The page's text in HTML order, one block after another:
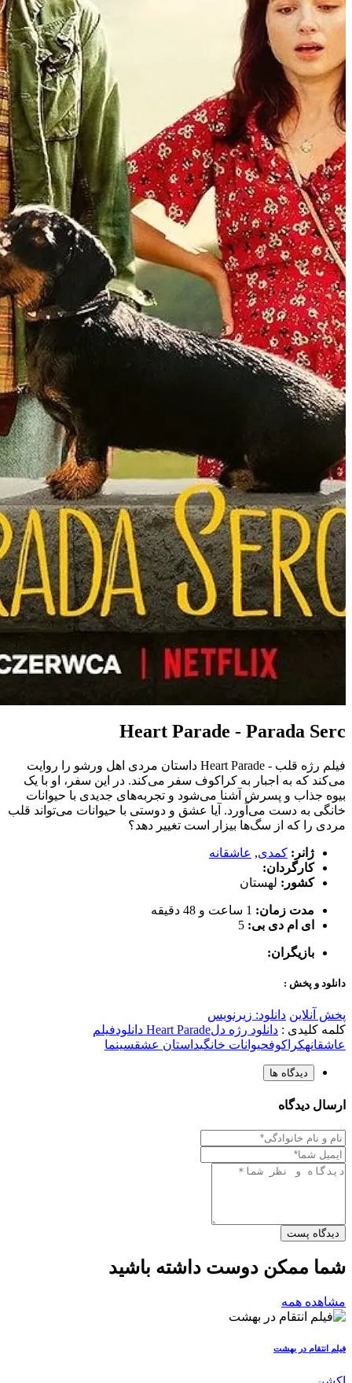
Heart Parade - Parada Serc
فیلم رژه قلب - Heart Parade داستان مردی اهل ورشو را روایت
می‌کند که به اجبار به کراکوف سفر می‌کند. در این سفر، او با یک
بیوه جذاب و پسرش آشنا می‌شود و تجربه‌های جدیدی با حیوانات
خانگی به دست می‌آورد. آیا عشق و دوستی با حیوانات می‌تواند قلب
مردی را که از سگ‌ها بیزار است تغییر دهد؟
ژانر: کمدی, عاشقانه
کارگردان:
کشور: لهستان
مدت زمان: 1 ساعت و 48 دقیقه
ای ام دی بی: 5
بازیگران:
دانلود و پخش :
پخش آنلاین دانلود: زیرنویس
کلمه کلیدی : دانلود رژه دلHeart Parade دانلود
فیلم
عاشقانهکراکوفحیوانات خانگیداستان عشقسینما
دیدگاه ها
ارسال دیدگاه
دیدگاه پست
شما ممکن دوست داشته باشید
مشاهده همه
فیلم انتقام در بهشت